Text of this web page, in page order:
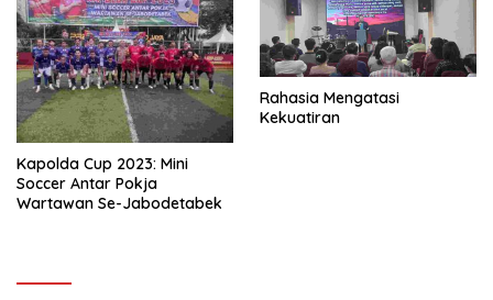
Kapolda Cup 2023: Mini
Soccer Antar Pokja
Wartawan Se-Jabodetabek
Rahasia Mengatasi
Kekuatiran